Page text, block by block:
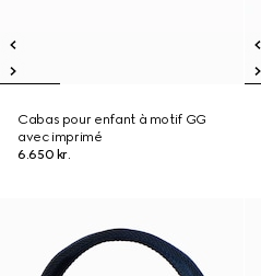
Cabas pour enfant à motif GG
avec imprimé
6.650 kr.